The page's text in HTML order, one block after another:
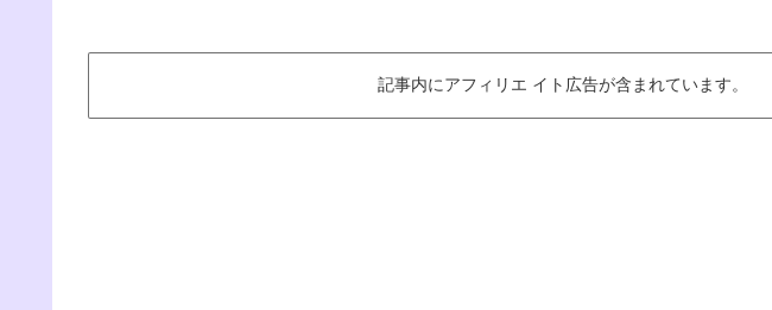
記事内にアフィリエ イト広告が含まれています。